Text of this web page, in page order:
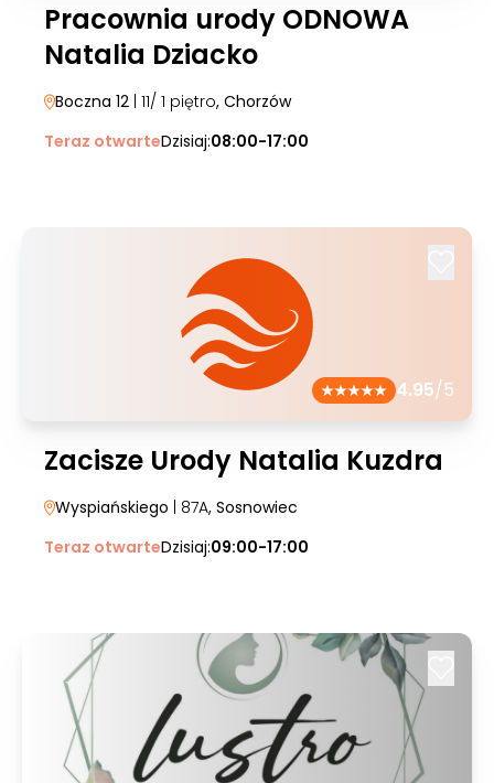
Pracownia urody ODNOWA
Natalia Dziacko
Boczna 12 | 11/ 1 piętro, Chorzów
Teraz otwarteDzisiaj:08:00-17:00
4.95/5
Zacisze Urody Natalia Kuzdra
Wyspiańskiego | 87A, Sosnowiec
Teraz otwarteDzisiaj:09:00-17:00